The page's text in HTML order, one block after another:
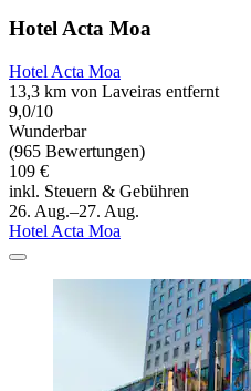
Hotel Acta Moa
Hotel Acta Moa
13,3 km von Laveiras entfernt
9,0/10
Wunderbar
(965 Bewertungen)
109 €
inkl. Steuern & Gebühren
26. Aug.–27. Aug.
Hotel Acta Moa